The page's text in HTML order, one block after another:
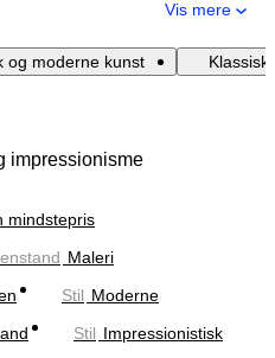
Vis mere
og moderne kunst
impressionisme
mindstepris
Maleri
Stil Moderne
Stil Impressionistisk